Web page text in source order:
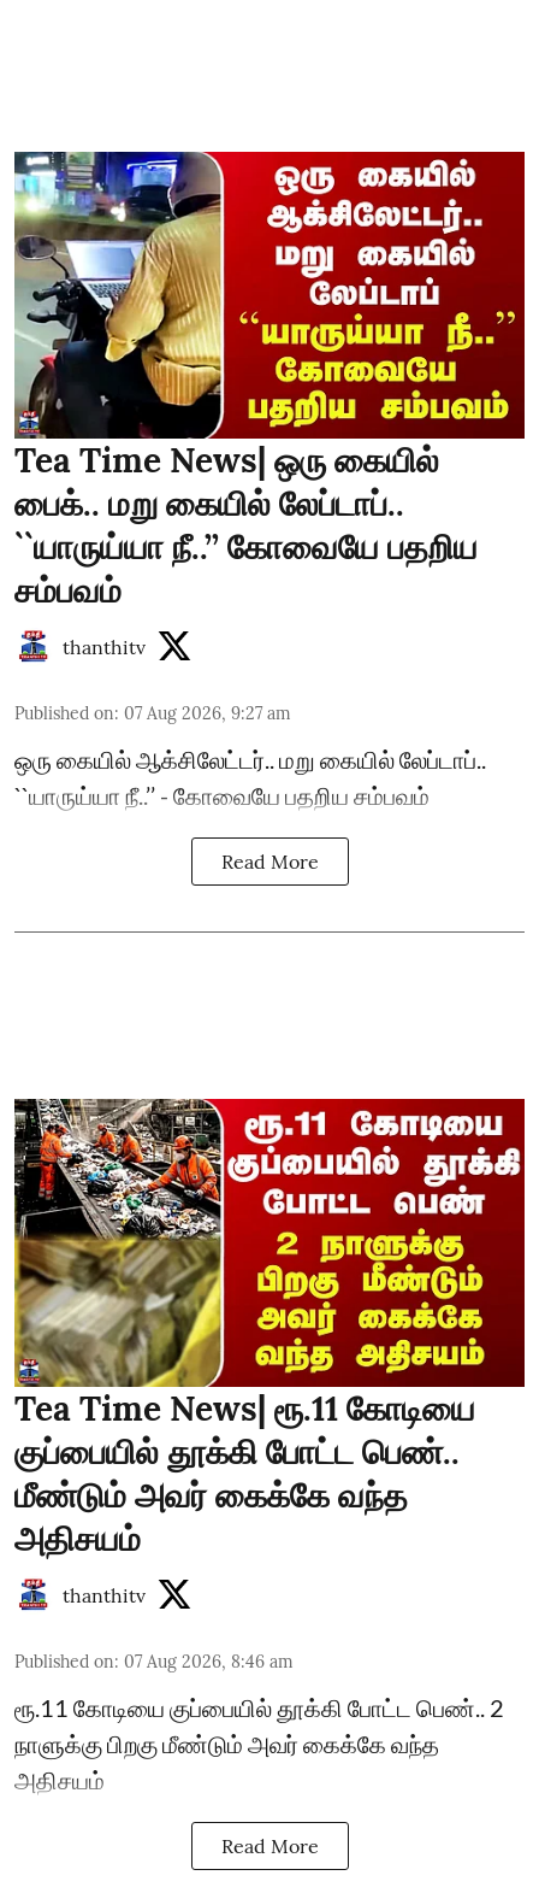
Tea Time News| ஒரு கையில்
பைக்.. மறு கையில் லேப்டாப்..
``யாருய்யா நீ..’’ கோவையே பதறிய
சம்பவம்
thanthitv
Published on: 07 Aug 2026, 9:27 am
ஒரு கையில் ஆக்சிலேட்டர்.. மறு கையில் லேப்டாப்..
``யாருய்யா நீ..’’ - கோவையே பதறிய சம்பவம்
Read More
Tea Time News| ரூ.11 கோடியை
குப்பையில் தூக்கி போட்ட பெண்..
மீண்டும் அவர் கைக்கே வந்த
அதிசயம்
thanthitv
Published on: 07 Aug 2026, 8:46 am
ரூ.11 கோடியை குப்பையில் தூக்கி போட்ட பெண்.. 2
நாளுக்கு பிறகு மீண்டும் அவர் கைக்கே வந்த
அதிசயம்
Read More